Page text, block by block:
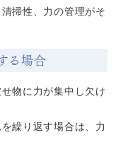
掃性、力の管理がそ
る場合
物に力が集中し欠け
繰り返す場合は、力